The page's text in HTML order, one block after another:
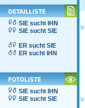
SIE sucht IHN
SIE sucht SIE
ER sucht SIE
ER sucht IHN
SIE sucht IHN
SIE sucht SIE